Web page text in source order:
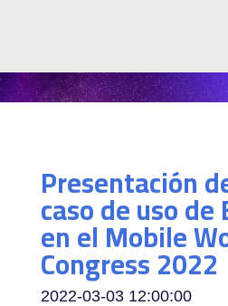
Presentación
caso de uso
en el Mobile
Congress 2022
2022-03-03 12:00:00